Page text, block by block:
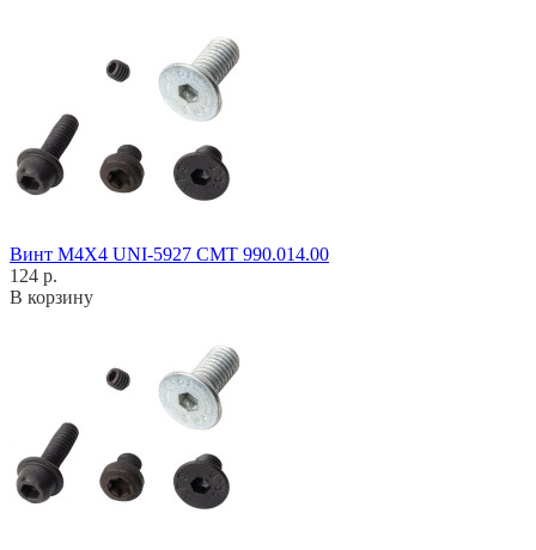
Винт M4X4 UNI-5927 CMT 990.014.00
124 р.
В корзину